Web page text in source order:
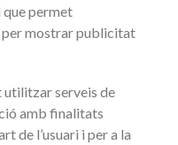
que permet
per mostrar publicitat
utilitzar serveis de
amb finalitats
de l’usuari i per a la